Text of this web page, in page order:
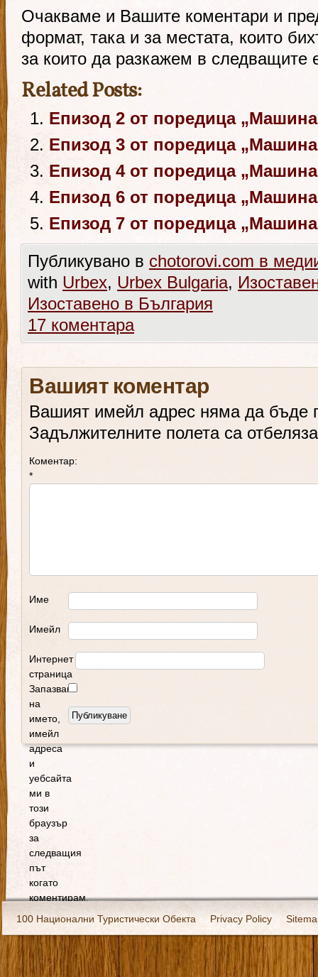
Очакваме и Вашите коментари и
формат, така и за местата, които
за които да разкажем в следващите
Related Posts:
Епизод 2 от поредица
Епизод 3 от поредица
Епизод 4 от поредица
Епизод 6 от поредица
Епизод 7 от поредица
Публикувано в chotorovi.com в
with Urbex, Urbex Bulgaria,
Изоставено в България
17 коментара
Вашият коментар
Вашият имейл адрес няма да бъде
Задължителните полета са
Коментар:
*
Име
Имейл
Интернет
страница
Запазване
на
името,
имейл
адреса
и
уебсайта
ми в
този
браузър
за
следващия
път
когато
коментирам.
100 Национални Туристически Обекта
Privacy Policy
Екипировка За нас Имало едно време Кивоторият.